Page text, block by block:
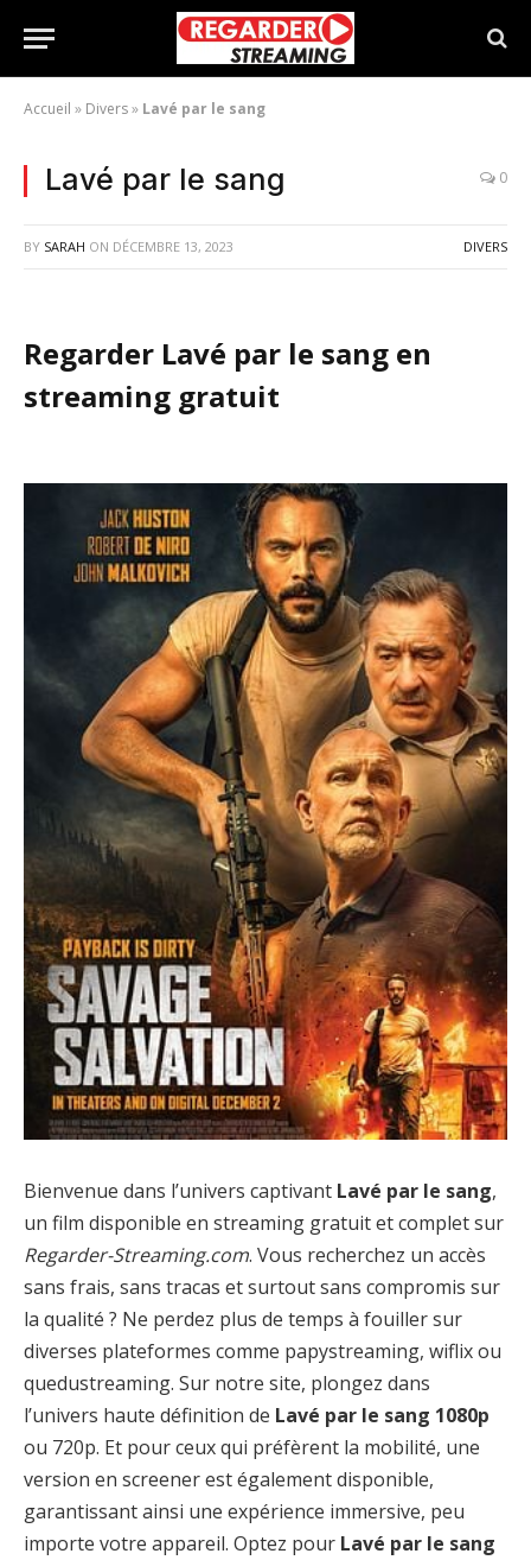
Accueil » Divers» Lavé par le sang
Lavé par le sang 0
BY SARAH ON DÉCEMBRE 13, 2023 DIVERS
Regarder Lavé par le sang en
streaming gratuit
Bienvenue dans l’univers captivant Lavé par le sang,
un film disponible en streaming gratuit et complet sur
Regarder-Streaming.com. Vous recherchez un accès
sans frais, sans tracas et surtout sans compromis sur
la qualité ? Ne perdez plus de temps à fouiller sur
diverses plateformes comme papystreaming, wiflix ou
quedustreaming. Sur notre site, plongez dans
l’univers haute définition de Lavé par le sang 1080p
ou 720p. Et pour ceux qui préfèrent la mobilité, une
version en screener est également disponible,
garantissant ainsi une expérience immersive, peu
importe votre appareil. Optez pour Lavé par le sang